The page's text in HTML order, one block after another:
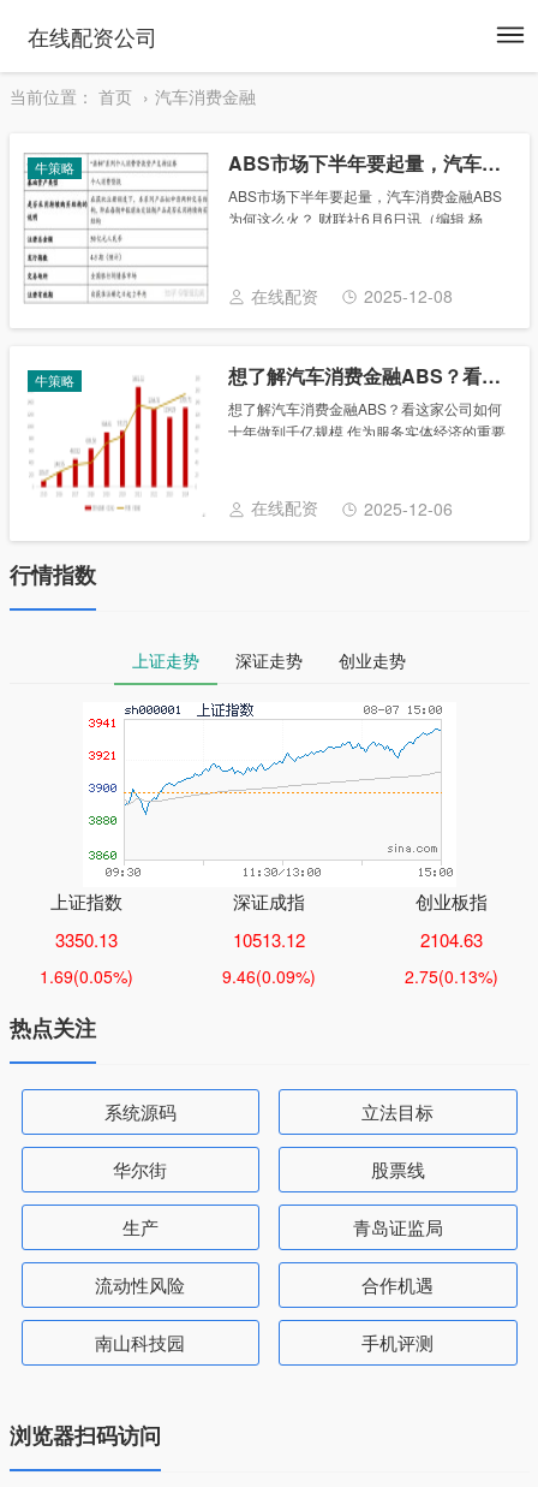
在线配资公司
当前位置： 首页 汽车消费金融
牛策略 ABS市场下半年要起量，汽车消费金融ABS为何这么火？
ABS市场下半年要起量，汽车消费金融ABS
为何这么火？ 财联社6月6日讯（编辑 杨
温，但业内预计，6月是出表类资产发行
大......
在线配资 2025-12-08
牛策略 想了解汽车消费金融ABS？看这家公司如何十年做到千亿规模
想了解汽车消费金融ABS？看这家公司如何
十年做到千亿规模 作为服务实体经济的重要
资产信用增级与风险分散机制，有效促......
在线配资 2025-12-06
行情指数
上证走势 深证走势 创业走势
上证指数
3350.13
1.69(0.05%)
深证成指
10513.12
9.46(0.09%)
创业板指
2104.63
2.75(0.13%)
热点关注
系统源码 立法目标
华尔街 股票线
生产 青岛证监局
流动性风险 合作机遇
南山科技园 手机评测
浏览器扫码访问